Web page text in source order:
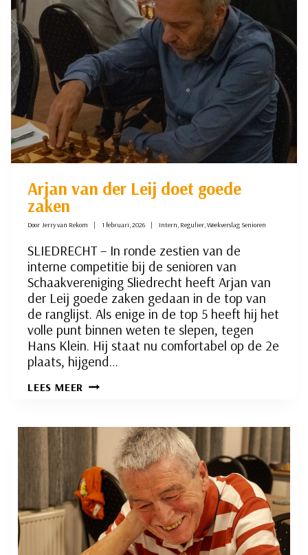
TOE
IN
DE
TOP!
Arjan van der Leij doet goede
zaken
Door Jerry van Rekom 1 februari, 2026 Intern, Regulier,Weekverslag Senioren
SLIEDRECHT – In ronde zestien van de
interne competitie bij de senioren van
Schaakvereniging Sliedrecht heeft Arjan van
der Leij goede zaken gedaan in de top van
de ranglijst. Als enige in de top 5 heeft hij het
volle punt binnen weten te slepen, tegen
Hans Klein. Hij staat nu comfortabel op de 2e
plaats, hijgend…
LEES MEER ARJAN
GOEDE
ZAKEN